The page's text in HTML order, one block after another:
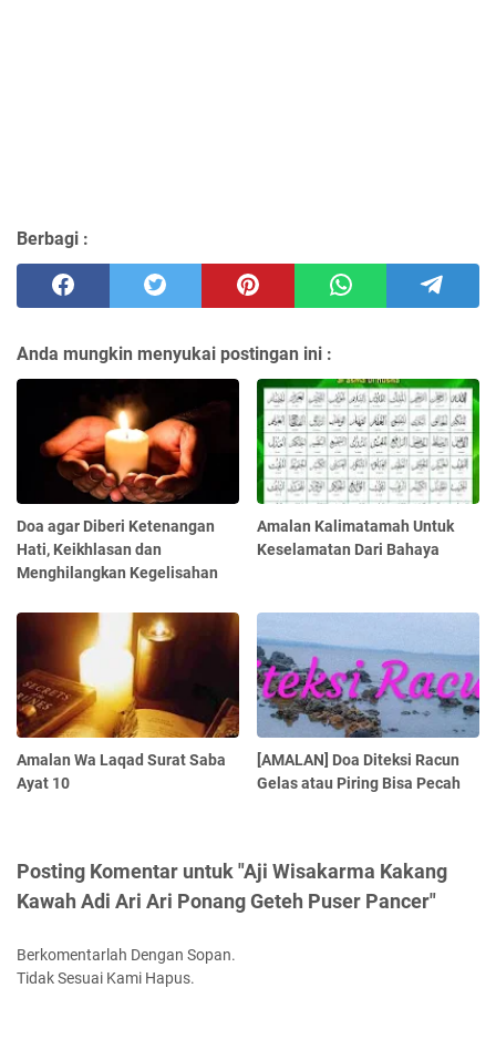
Berbagi :
Anda mungkin menyukai postingan ini :
Doa agar Diberi Ketenangan
Hati, Keikhlasan dan
Menghilangkan Kegelisahan
Amalan Kalimatamah Untuk
Keselamatan Dari Bahaya
Amalan Wa Laqad Surat Saba
Ayat 10
[AMALAN] Doa Diteksi Racun
Gelas atau Piring Bisa Pecah
Posting Komentar untuk "Aji Wisakarma Kakang
Kawah Adi Ari Ari Ponang Geteh Puser Pancer"
Berkomentarlah Dengan Sopan.
Tidak Sesuai Kami Hapus.